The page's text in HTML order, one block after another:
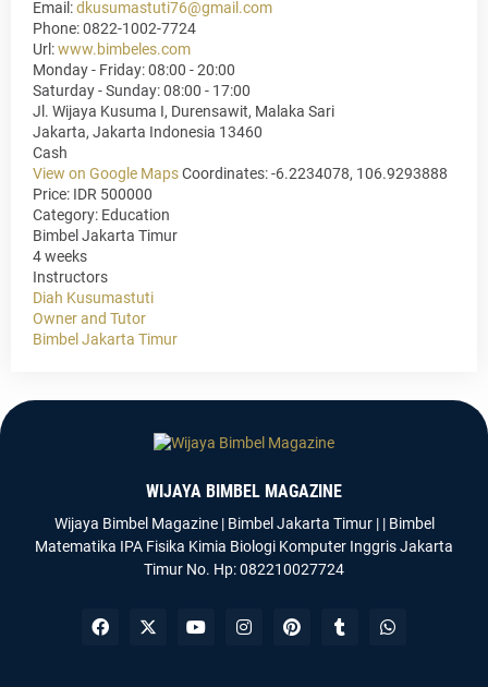
Email:dkusumastuti76@gmail.com
Phone:0822-1002-7724
Url:www.bimbeles.com
Monday - Friday: 08:00 - 20:00
Saturday - Sunday: 08:00 - 17:00
Jl. Wijaya Kusuma I, Durensawit, Malaka Sari
Jakarta, Jakarta Indonesia 13460
Cash
View on Google MapsCoordinates: -6.2234078, 106.9293888
Price: IDR 500000
Category: Education
Bimbel Jakarta Timur
4 weeks
Instructors
Diah Kusumastuti
Owner and Tutor
Bimbel Jakarta Timur
WIJAYA BIMBEL MAGAZINE
Wijaya Bimbel Magazine | Bimbel Jakarta Timur | | Bimbel
Matematika IPA Fisika Kimia Biologi Komputer Inggris Jakarta
Timur No. Hp: 082210027724